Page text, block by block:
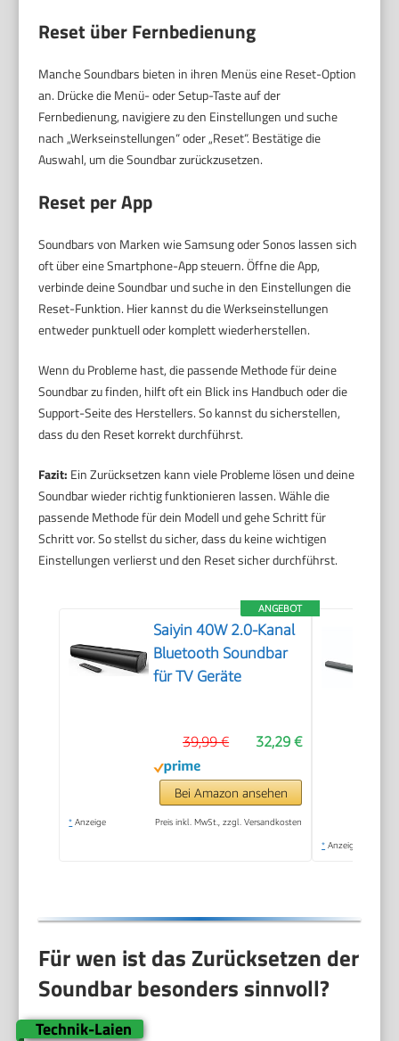
Reset über Fernbedienung
Manche Soundbars bieten in ihren Menüs eine Reset-Option
an. Drücke die Menü- oder Setup-Taste auf der
Fernbedienung, navigiere zu den Einstellungen und suche
nach „Werkseinstellungen“ oder „Reset“. Bestätige die
Auswahl, um die Soundbar zurückzusetzen.
Reset per App
Soundbars von Marken wie Samsung oder Sonos lassen sich
oft über eine Smartphone-App steuern. Öffne die App,
verbinde deine Soundbar und suche in den Einstellungen die
Reset-Funktion. Hier kannst du die Werkseinstellungen
entweder punktuell oder komplett wiederherstellen.
Wenn du Probleme hast, die passende Methode für deine
Soundbar zu finden, hilft oft ein Blick ins Handbuch oder die
Support-Seite des Herstellers. So kannst du sicherstellen,
dass du den Reset korrekt durchführst.
Fazit: Ein Zurücksetzen kann viele Probleme lösen und deine
Soundbar wieder richtig funktionieren lassen. Wähle die
passende Methode für dein Modell und gehe Schritt für
Schritt vor. So stellst du sicher, dass du keine wichtigen
Einstellungen verlierst und den Reset sicher durchführst.
ANGEBOT
Saiyin 40W 2.0-Kanal
Bluetooth Soundbar
für TV Geräte
32,29 €
39,99 €
Bei Amazon ansehen
* Anzeige Preis inkl. MwSt., zzgl. Versandkosten
* Anzeige
Für wen ist das Zurücksetzen der
Soundbar besonders sinnvoll?
Technik-Laien